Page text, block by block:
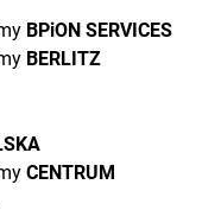
BPiON SERVICES
BERLITZ
CENTRUM